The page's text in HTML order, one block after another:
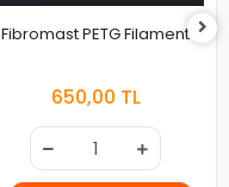
Fibromast PETG Filament
650,00 TL